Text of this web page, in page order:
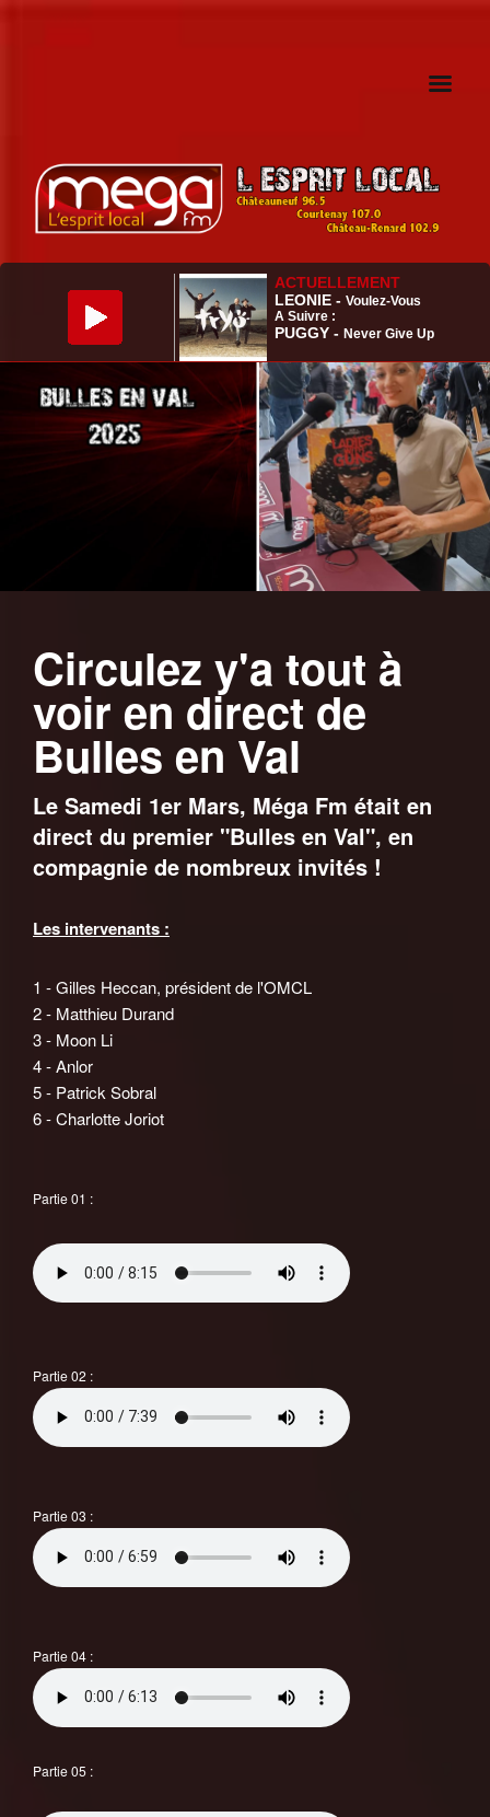
Circulez y'a tout à
voir en direct de
Bulles en Val
Le Samedi 1er Mars, Méga Fm était en
direct du premier "Bulles en Val", en
compagnie de nombreux invités !
Les intervenants :
1 - Gilles Heccan, président de l'OMCL
2 - Matthieu Durand
3 - Moon Li
4 - Anlor
5 - Patrick Sobral
6 - Charlotte Joriot
Partie 01 :
Partie 02 :
Partie 03 :
Partie 04 :
Partie 05 :